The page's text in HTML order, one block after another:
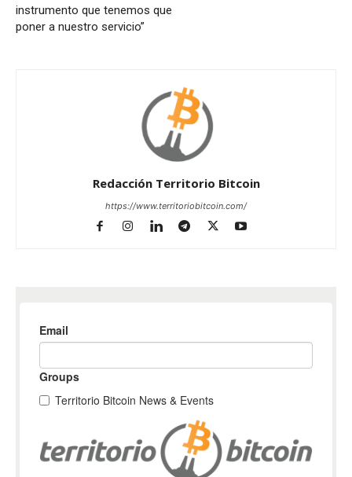
instrumento que tenemos que
poner a nuestro servicio”
Redacción Territorio Bitcoin
https://www.territoriobitcoin.com/